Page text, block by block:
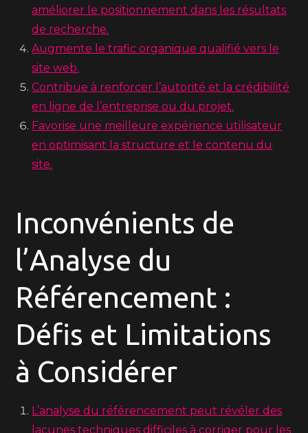
améliorer le positionnement dans les résultats
de recherche.
Augmente le trafic organique qualifié vers le
site web.
Contribue à renforcer l’autorité et la crédibilité
en ligne de l’entreprise ou du projet.
Favorise une meilleure expérience utilisateur
en optimisant la structure et le contenu du
site.
Inconvénients de
l’Analyse du
Référencement :
Défis et Limitations
à Considérer
L’analyse du référencement peut révéler des
lacunes techniques difficiles à corriger pour les